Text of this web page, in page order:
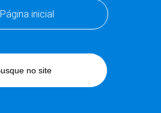
Página inicial